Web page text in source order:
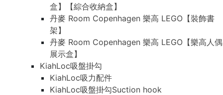
盒】【綜合收納盒】
丹麥 Room Copenhagen 樂高 LEGO【裝飾書
架】
丹麥 Room Copenhagen 樂高 LEGO【樂高人偶
展示盒】
KiahLoc吸盤掛勾
KiahLoc吸力配件
KiahLoc吸盤掛勾Suction hook